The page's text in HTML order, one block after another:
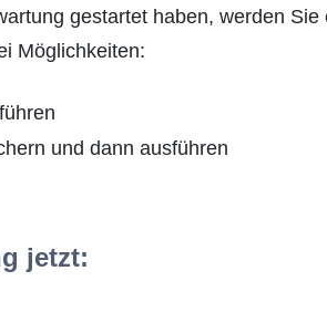
gestartet haben, werden
Möglichkeiten:
und dann ausführen
jetzt: